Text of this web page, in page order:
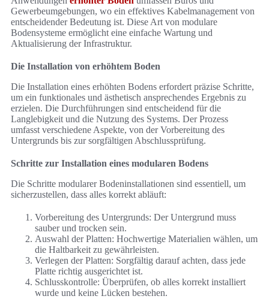
Gewerbeumgebungen, wo ein effektives Kabelmanagement von
entscheidender Bedeutung ist. Diese Art von modulare
Bodensysteme ermöglicht eine einfache Wartung und
Aktualisierung der Infrastruktur.
Die Installation von erhöhtem Boden
Die Installation eines erhöhten Bodens erfordert präzise Schritte,
um ein funktionales und ästhetisch ansprechendes Ergebnis zu
erzielen. Die Durchführungen sind entscheidend für die
Langlebigkeit und die Nutzung des Systems. Der Prozess
umfasst verschiedene Aspekte, von der Vorbereitung des
Untergrunds bis zur sorgfältigen Abschlussprüfung.
Schritte zur Installation eines modularen Bodens
Die Schritte modularer Bodeninstallationen sind essentiell, um
sicherzustellen, dass alles korrekt abläuft:
Vorbereitung des Untergrunds: Der Untergrund muss
sauber und trocken sein.
Auswahl der Platten: Hochwertige Materialien wählen, um
die Haltbarkeit zu gewährleisten.
Verlegen der Platten: Sorgfältig darauf achten, dass jede
Platte richtig ausgerichtet ist.
Schlusskontrolle: Überprüfen, ob alles korrekt installiert
wurde und keine Lücken bestehen.